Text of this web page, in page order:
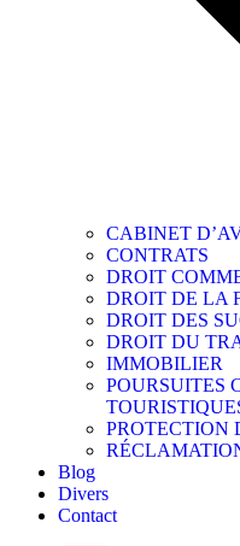
CABINET
CONTRATS
DROIT
DROIT DE LA
DROIT DES
DROIT DU
IMMOBILIER
POURSUITES
PROTECTION
Blog
Divers
Contact